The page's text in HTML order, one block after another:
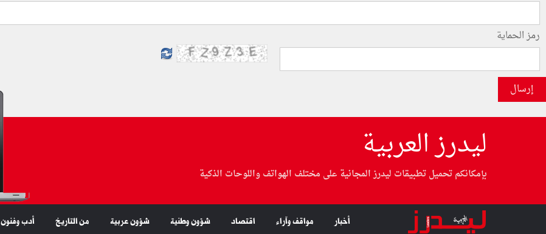
رمز الحماية
إرسال
ليدرز العربية
بإمكانكم تحميل تطبيقات ليدرز المجانية على مختلف الهواتف واللوحات الذكية
أخبار مواقف وآراء اقتصاد شؤون وطنية شؤون عربية من التاريخ أدب وفنون